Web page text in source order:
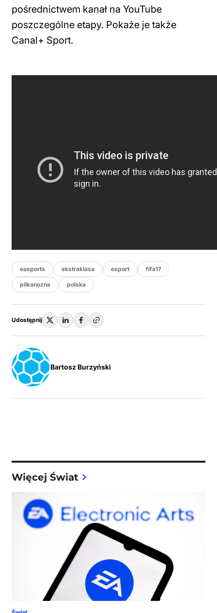
pośrednictwem kanał na YouTube
poszczególne etapy. Pokaże je także
Canal+ Sport.
easports ekstraklasa esport fifa17
pilkanozna polska
Udostępnij
Bartosz Burzyński
Więcej Świat